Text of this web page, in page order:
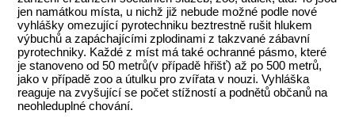
jen namátkou místa, u nichž již nebude možné podle nové
vyhlášky omezující pyrotechniku beztrestně rušit hlukem
výbuchů a zapáchajícími zplodinami z takzvané zábavní
pyrotechniky. Každé z míst má také ochranné pásmo, které
je stanoveno od 50 metrů(v případě hřišť) až po 500 metrů,
jako v případě zoo a útulku pro zvířata v nouzi. Vyhláška
reaguje na zvyšující se počet stížností a podnětů občanů na
neohleduplné chování.